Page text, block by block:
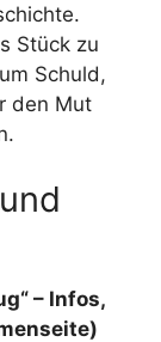
Stück zu
Schuld,
den Mut
– Infos,